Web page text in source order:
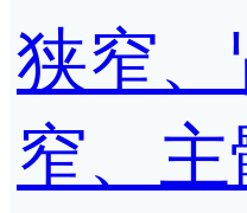
狭窄
窄、